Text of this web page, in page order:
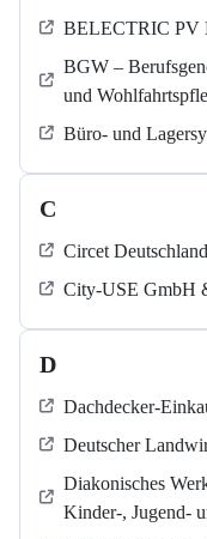
BELECTRIC PV
BGW –
und
Büro- und
C
Circet
City-USE GmbH
D
Dachdecker-
Deutscher
Diakonisches
Kinder-, Jugend-